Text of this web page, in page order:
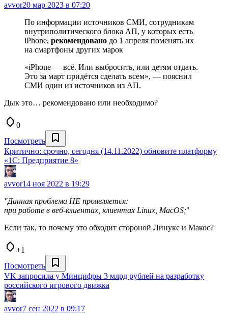
avvor20 мар 2023 в 07:20
По информации источников СМИ, сотрудникам
внутриполитического блока АП, у которых есть
iPhone, рекомендовано до 1 апреля поменять их
на смартфоны других марок
«iPhone — всё. Или выбросить, или детям отдать.
Это за март придётся сделать всем», — пояснил
СМИ один из источников из АП.
Дык это… рекомендовано или необходимо?
0
Посмотреть
Критично: срочно, сегодня (14.11.2022) обновите платформу
«1С: Предприятие 8»
avvor14 ноя 2022 в 19:29
"Данная проблема НЕ проявляется:
при работе в веб-клиентах, клиентах Linux, MacOS;"
Если так, то почему это обходит стороной Линукс и Макос?
+1
Посмотреть
VK запросила у Минцифры 3 млрд рублей на разработку
российского игрового движка
avvor7 сен 2022 в 09:17